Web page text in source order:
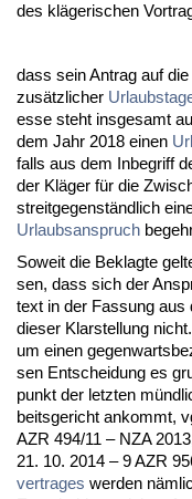
des kläge­ri­schen
dass sein An­trag auf
zusätz­li­cher
es­se steht ins­ge­samt
dem Jahr 2018 ei­nen
falls aus dem In­be­griff
der Kläger für die
streit­ge­genständ­lich
Ur­laubs­an­spruch
So­weit die Be­klag­te
sen, dass sich der
text in der Fas­sung aus
die­ser Klar­stel­lung
um ei­nen
sen Ent­schei­dung es
punkt der letz­ten
beits­ge­richt an­kommt,
AZR 494/11 – NZA
21. 10. 2014 – 9 AZR
ver­tra­ges wer­den